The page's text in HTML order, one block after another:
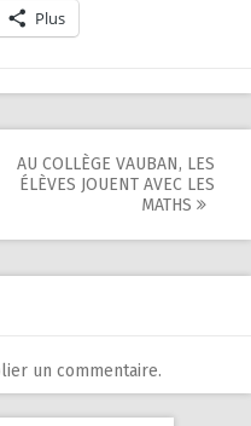
Plus
AU COLLÈGE VAUBAN, LES
ÉLÈVES JOUENT AVEC LES
MATHS
un commentaire.